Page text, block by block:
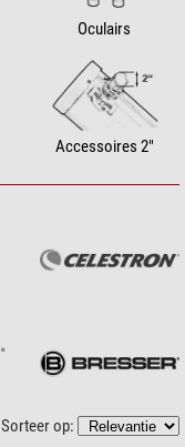
Oculairs
Accessoires 2"
Sorteer op: